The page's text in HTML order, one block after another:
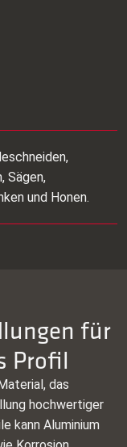
Sägen,
und Honen.
für
Profil
das
hochwertiger
kann Aluminium